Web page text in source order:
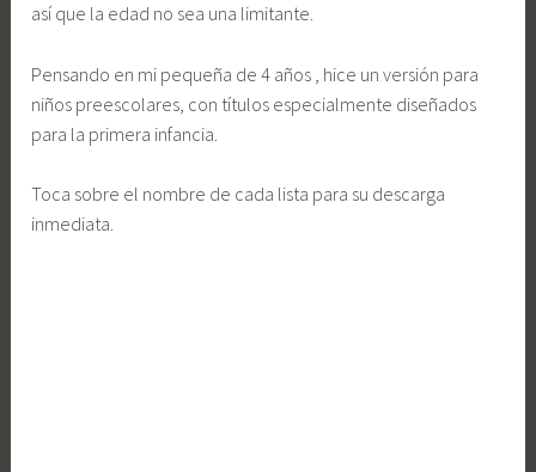
así que la edad no sea una limitante.
Pensando en mi pequeña de 4 años , hice un versión para
niños preescolares, con títulos especialmente diseñados
para la primera infancia.
Toca sobre el nombre de cada lista para su descarga
inmediata.